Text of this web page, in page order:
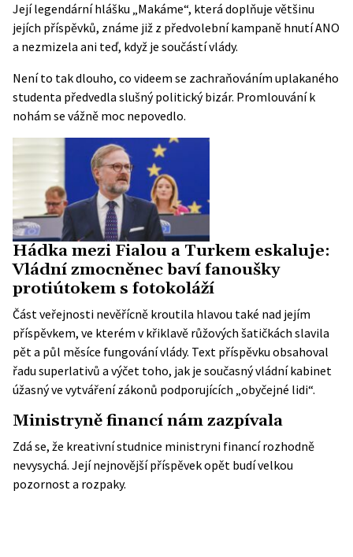
Její legendární hlášku „Makáme“, která doplňuje většinu
jejích příspěvků, známe již z předvolební kampaně hnutí ANO
a nezmizela ani teď, když je součástí vlády.
Není to tak dlouho, co videem se zachraňováním uplakaného
studenta předvedla slušnýpolitický bizár. Promlouvání k
nohám se vážně moc nepovedlo.
Hádka mezi Fialou a Turkem eskaluje:
Vládní zmocněnec baví fanoušky
protiútokem s fotokoláží
Část veřejnosti nevěřícně kroutila hlavou také nad jejím
příspěvkem, ve kterém v křiklavě růžových šatičkách slavila
pět a půl měsíce fungování vlády. Text příspěvku obsahoval
řadu superlativů a výčet toho, jak je současný vládní kabinet
úžasný ve vytváření zákonů podporujících „obyčejné lidi“.
Ministryně financí nám zazpívala
Zdá se, že kreativní studnice ministryni financí rozhodně
nevysychá. Její nejnovější příspěvek opět budí velkou
pozornost a rozpaky.